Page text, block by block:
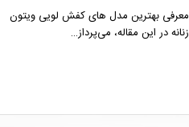
معرفی بهترین مدل های کفش لویی ویتون
زنانه در این مقاله، می‌پرداز…